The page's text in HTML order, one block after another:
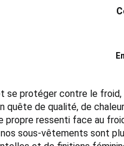
se protéger contre le
quête de qualité, de
ressenti face au
sous-vêtements sont